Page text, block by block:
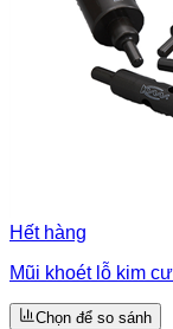
Hết hàng
Mũi khoét lỗ kim
Chọn để so sánh